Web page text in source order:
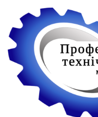
вмісту
(натисніть
Enter)